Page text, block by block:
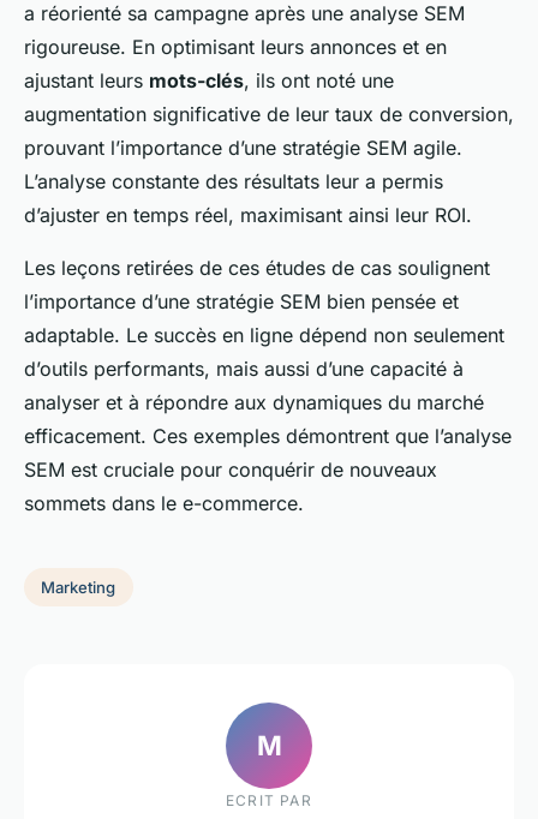
a réorienté sa campagne après une analyse SEM
rigoureuse. En optimisant leurs annonces et en
ajustant leurs mots-clés, ils ont noté une
augmentation significative de leur taux de conversion,
prouvant l’importance d’une stratégie SEM agile.
L’analyse constante des résultats leur a permis
d’ajuster en temps réel, maximisant ainsi leur ROI.
Les leçons retirées de ces études de cas soulignent
l’importance d’une stratégie SEM bien pensée et
adaptable. Le succès en ligne dépend non seulement
d’outils performants, mais aussi d’une capacité à
analyser et à répondre aux dynamiques du marché
efficacement. Ces exemples démontrent que l’analyse
SEM est cruciale pour conquérir de nouveaux
sommets dans le e-commerce.
Marketing
M
ECRIT PAR